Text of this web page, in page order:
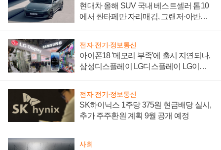
현대차 올해 SUV 국내 베스트셀러 톱10
에서 싼타페만 자리매김, 그랜저·아반떼
전자·전기·정보통신
아이폰18 '메모리 부족'에 출시 지연되나,
삼성디스플레이 LG디스플레이 LG이노
전자·전기·정보통신
SK하이닉스 1주당 375원 현금배당 실시,
추가 주주환원 계획 9월 공개 예정
사회